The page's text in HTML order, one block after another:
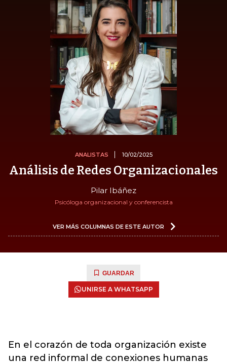
ANALISTAS 10/02/2025
Análisis de Redes Organizacionales
Pilar Ibáñez
Psicóloga organizacional y conferencista
VER MÁS COLUMNAS DE ESTE AUTOR
GUARDAR
UNIRSE A WHATSAPP
En el corazón de toda organización existe
una red informal de conexiones humanas